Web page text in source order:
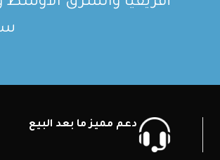
دعم مميز ما بعد البيع